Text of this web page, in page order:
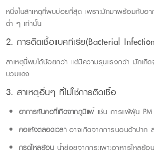
หนึ่งในสาเหตุที่พบบ่อยที่สุด เพราะมักมาพร้อมกับอ
ต่ำ ๆ เท่านั้น
2. การติดเชื้อแบคทีเรีย(Bacterial
สาเหตุนี้พบได้น้อยกว่า แต่มีความรุนแรงกว่า มักเกิด
บวมแดง
3. สาเหตุอื่นๆ ที่ไม่ใช่การติดเชื้อ
อาการคันคอที่เกิดจากภูมิแพ้ เช่น การแพ้ฝุ่น
คอแห้งตลอดเวลา อาจเกิดจากการนอนอ้าปาก
กรดไหลย้อน น้ำย่อยจากกระเพาะอาหารไหลย้